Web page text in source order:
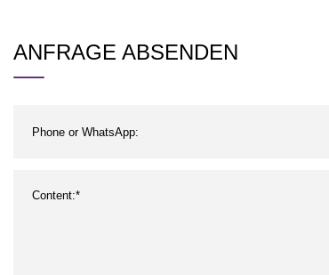
ANFRAGE ABSENDEN